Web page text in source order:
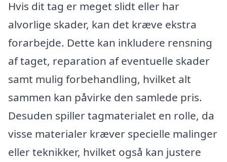
Hvis dit tag er meget slidt eller har
alvorlige skader, kan det kræve ekstra
forarbejde. Dette kan inkludere rensning
af taget, reparation af eventuelle skader
samt mulig forbehandling, hvilket alt
sammen kan påvirke den samlede pris.
Desuden spiller tagmaterialet en rolle, da
visse materialer kræver specielle malinger
eller teknikker, hvilket også kan justere